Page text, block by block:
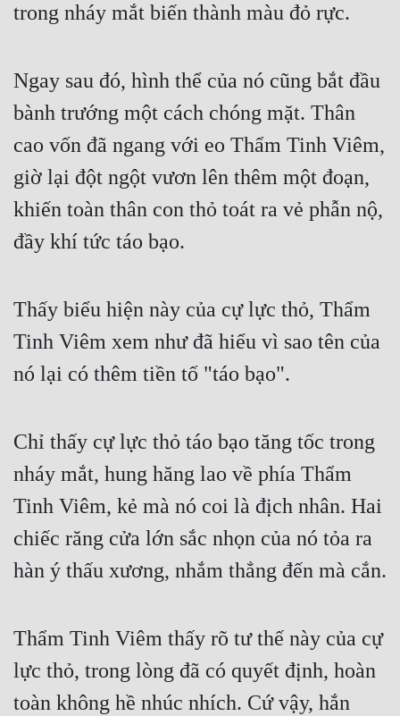
Xa Lộ Dịch
Cung Đấu
Cạnh Kỹ
Cổ Tiên Hiệp
Cổ Đại
Dị Năng
Gia Đấu
Góc Nhìn Nữ
Huyền Huyễn
Huyền Nghi
Huyền Ảo
Hài Hước
trong nháy mắt biến thành màu đỏ rực.
Ngay sau đó, hình thể của nó cũng bắt đầu
bành trướng một cách chóng mặt. Thân
cao vốn đã ngang với eo Thẩm Tinh Viêm,
giờ lại đột ngột vươn lên thêm một đoạn,
khiến toàn thân con thỏ toát ra vẻ phẫn nộ,
đầy khí tức táo bạo.
Thấy biểu hiện này của cự lực thỏ, Thẩm
Tinh Viêm xem như đã hiểu vì sao tên của
nó lại có thêm tiền tố "táo bạo".
Chỉ thấy cự lực thỏ táo bạo tăng tốc trong
nháy mắt, hung hăng lao về phía Thẩm
Tinh Viêm, kẻ mà nó coi là địch nhân. Hai
chiếc răng cửa lớn sắc nhọn của nó tỏa ra
hàn ý thấu xương, nhắm thẳng đến mà cắn.
Thẩm Tinh Viêm thấy rõ tư thế này của cự
lực thỏ, trong lòng đã có quyết định, hoàn
toàn không hề nhúc nhích. Cứ vậy, hắn